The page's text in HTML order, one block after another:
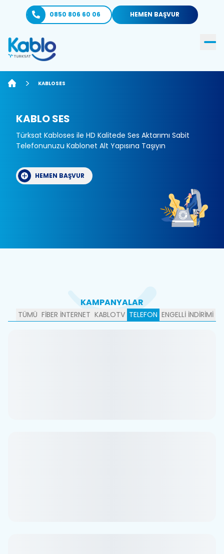
0850 806 60 06 HEMEN BAŞVUR
ANASAYFA KABLOSES
KABLO SES
Türksat Kabloses ile HD Kalitede Ses Aktarımı Sabit
Telefonunuzu Kablonet Alt Yapısına Taşıyın
HEMEN BAŞVUR
KAMPANYALAR
TÜMÜ FİBER İNTERNET KABLOTV TELEFON ENGELLİ İNDİRİMİ